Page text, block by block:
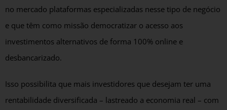
no mercado plataformas especializadas nesse tipo de negócio
e que têm como missão democratizar o acesso aos
investimentos alternativos de forma 100% online e
desbancarizado.
Isso possibilita que mais investidores que desejam ter uma
rentabilidade diversificada – lastreado a economia real – com